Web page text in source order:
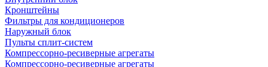
Кронштейны
Фильтры для кондиционеров
Наружный блок
Пульты сплит-систем
Компрессорно-ресиверные агрегаты
Компрессорно-ресиверные агрегаты